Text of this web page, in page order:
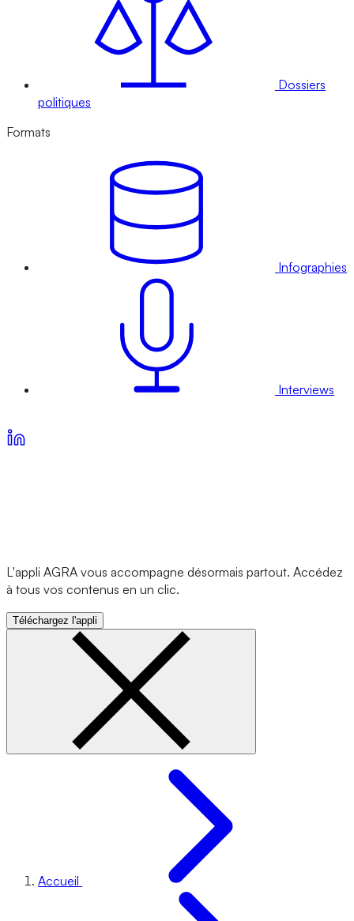
Dossiers
politiques
Formats
Infographies
Interviews
L'appli AGRA vous accompagne désormais partout. Accédez
à tous vos contenus en un clic.
Téléchargez l'appli
Accueil